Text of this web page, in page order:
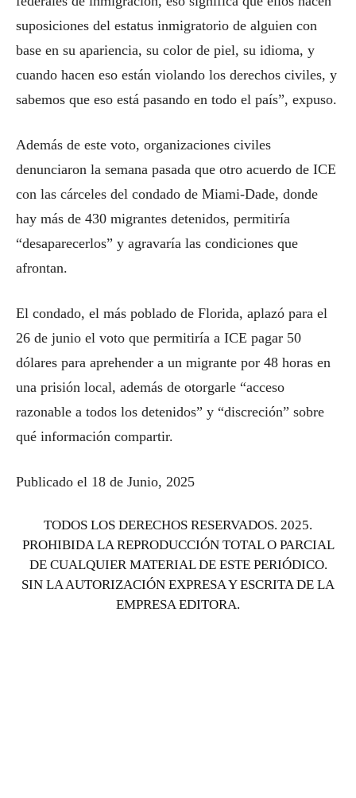
suposiciones del estatus inmigratorio de alguien con
base en su apariencia, su color de piel, su idioma, y
cuando hacen eso están violando los derechos civiles, y
sabemos que eso está pasando en todo el país”, expuso.
Además de este voto, organizaciones civiles
denunciaron la semana pasada que otro acuerdo de ICE
con las cárceles del condado de Miami-Dade, donde
hay más de 430 migrantes detenidos, permitiría
“desaparecerlos” y agravaría las condiciones que
afrontan.
El condado, el más poblado de Florida, aplazó para el
26 de junio el voto que permitiría a ICE pagar 50
dólares para aprehender a un migrante por 48 horas en
una prisión local, además de otorgarle “acceso
razonable a todos los detenidos” y “discreción” sobre
qué información compartir.
Publicado el 18 de Junio, 2025
TODOS LOS DERECHOS RESERVADOS. 2025.
PROHIBIDA LA REPRODUCCIÓN TOTAL O PARCIAL
DE CUALQUIER MATERIAL DE ESTE PERIÓDICO.
SIN LA AUTORIZACIÓN EXPRESA Y ESCRITA DE LA
EMPRESA EDITORA.